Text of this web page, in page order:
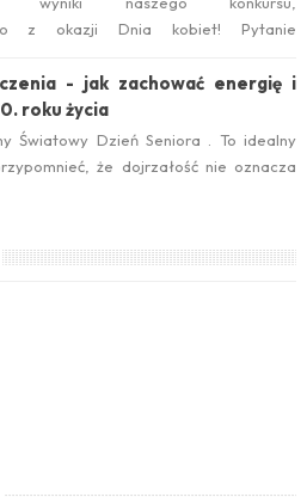
z okazji Dnia kobiet! Pytanie
- jak zachować energię i
roku życia
Światowy Dzień Seniora . To idealny
że dojrzałość nie oznacza